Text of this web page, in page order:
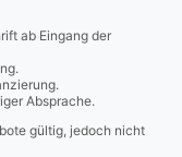
ab Eingang der
Absprache.
gültig, jedoch nicht